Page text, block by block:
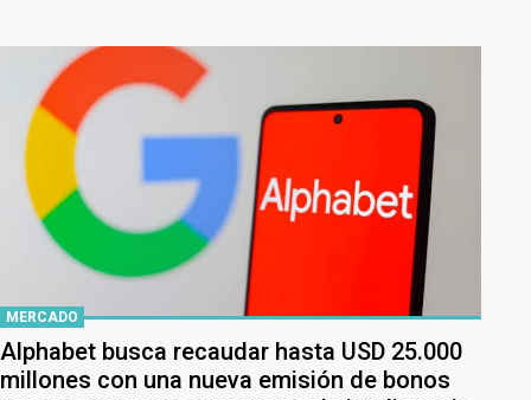
MERCADO
Alphabet busca recaudar hasta USD 25.000
millones con una nueva emisión de bonos